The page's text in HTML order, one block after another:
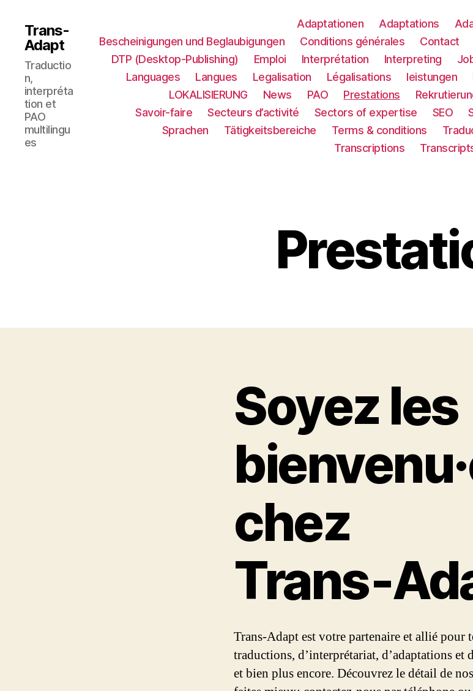
Trans-
Adapt
Traductio
n,
interpréta
tion et
PAO
multilingu
es
Adaptationen Adaptations
Bescheinigungen und Beglaubigungen
Conditions générales Contact
DTP (Desktop-Publishing)
Emploi Interprétation Interpreting
Languages
Langues Legalisation Légalisations leistungen
LOKALISIERUNG​
News PAO Prestations
Savoir-faire
Secteurs d’activité Sectors of expertise SEO
Sprachen
Tätigkeitsbereiche Terms & conditions
Transcriptions
Soyez les
chez
Trans-Adapt est votre partenaire et allié pour
traductions, d’interprétariat, d’adaptations et
et bien plus encore. Découvrez le détail de